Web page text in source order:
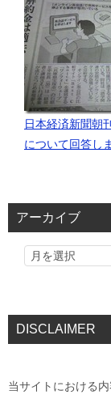
日本経済新聞朝
について回答し
アーカイブ
DISCLAIMER
当サイトにおける